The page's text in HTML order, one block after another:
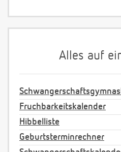
Alles auf
Fruchbarkeitskalender
Hibbelliste
Geburtsterminrechner